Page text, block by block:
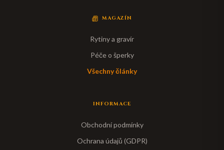
MAGAZÍN
Rytiny a gravír
Péče o šperky
Všechny články
INFORMACE
Obchodní podmínky
Ochrana údajů (GDPR)